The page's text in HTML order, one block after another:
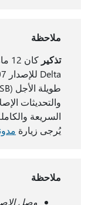
ملاحظة
تذكير
والتحديثات
السريعة
يُرجى زيارة
ملاحظة